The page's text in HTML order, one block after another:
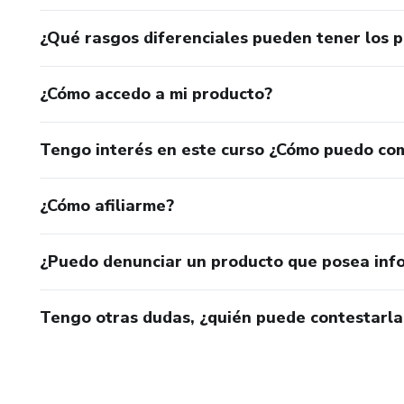
¿Qué rasgos diferenciales pueden tener los
¿Cómo accedo a mi producto?
Tengo interés en este curso ¿Cómo puedo
¿Cómo afiliarme?
¿Puedo denunciar un producto que posea
Tengo otras dudas, ¿quién puede